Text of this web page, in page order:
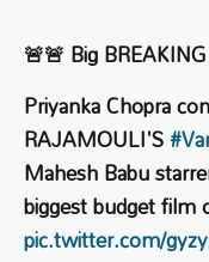
🚨🚨 Big
Priyanka Chopra
RAJAMOULI'S
Mahesh Babu
biggest budget film
pic.twitter.com/